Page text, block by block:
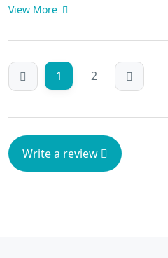
View More
1 2
Write a review